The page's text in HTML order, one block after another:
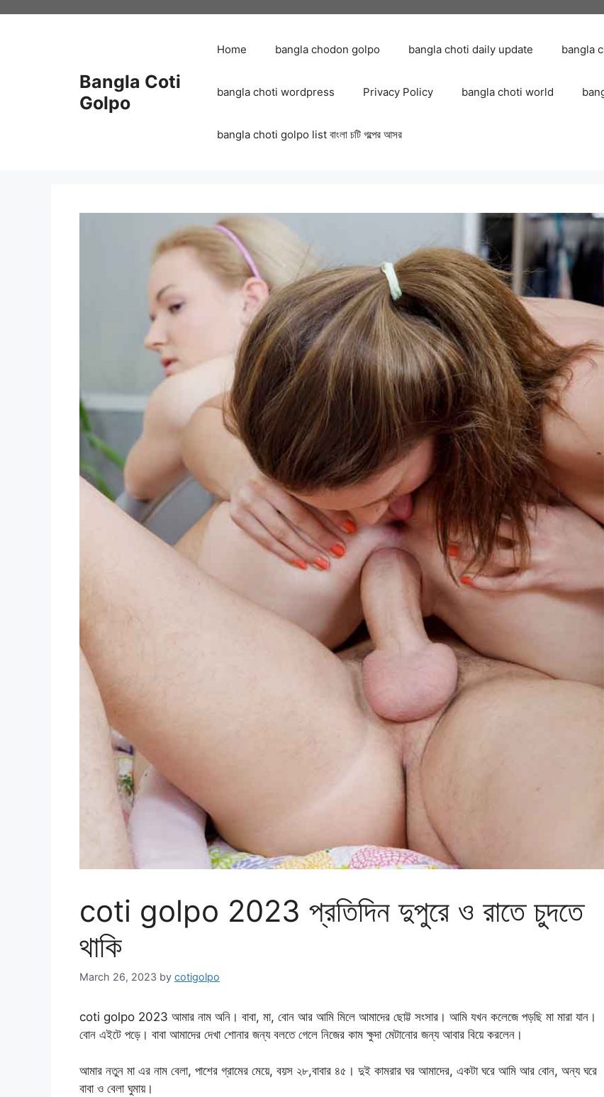
Bangla Coti
Golpo
Home bangla chodon golpo bangla choti daily update bangla
bangla choti wordpress Privacy Policy bangla choti world
bangla choti golpo list বাংলা চটি গল্পের আসর
coti golpo 2023 প্রতিদিন দুপুরে ও রাতে চুদতে
থাকি
March 26, 2023 by cotigolpo
coti golpo 2023 আমার নাম অনি। বাবা, মা, বোন আর আমি মিলে আমাদের ছোট্ট সংসার। আমি যখন কলেজে পড়ছি মা মারা যান।
বোন এইটে পড়ে। বাবা আমাদের দেখা শোনার জন্য বলতে গেলে নিজের কাম ক্ষুদা মেটানোর জন্য আবার বিয়ে করলেন।
আমার নতুন মা এর নাম বেলা, পাশের গ্রামের মেয়ে, বয়স ২৮,বাবার ৪৫। দুই কামরার ঘর আমাদের, একটা ঘরে আমি আর বোন, অন্য ঘরে
বাবা ও বেলা ঘুমায়।